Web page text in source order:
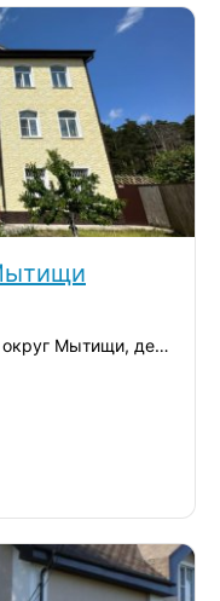
Московская область, городской округ Мытищи, деревня Ульянково, ул. Окольная